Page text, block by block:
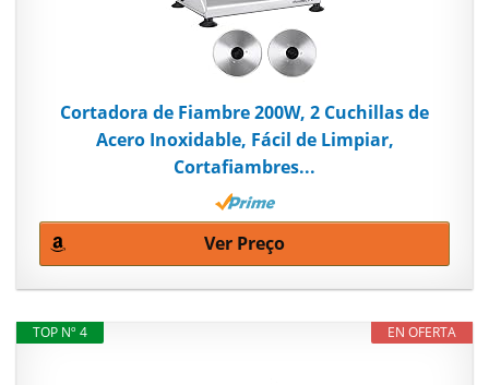
Cortadora de Fiambre 200W, 2 Cuchillas de
Acero Inoxidable, Fácil de Limpiar,
Cortafiambres...
Ver Preço
EN OFERTA
TOP Nº 4